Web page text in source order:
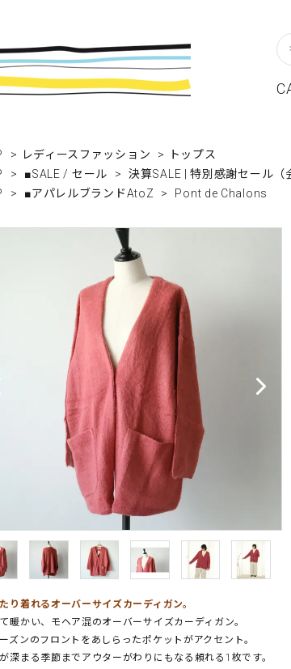
ターフレーム カレンダー
ブランドAtoZ アパレルブランド
In Staff Blog
> レディースファッション >
トップス
> ■SALE / セール > 決算SALE | 特別感謝セール（
> ■アパレルブランドAtoZ > Pont de Chalons
り着れるオーバーサイズカーディガン。
暖かい、モヘア混のオーバーサイズカーディガン。
ズンのフロントをあしらったポケットがアクセント。
深まる季節までアウターがわりにもなる頼れる1枚です。